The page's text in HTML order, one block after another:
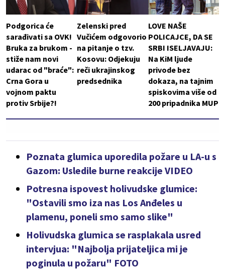
Podgorica će
sarađivati sa OVK!
Bruka za brukom -
stiže nam novi
udarac od "braće":
Crna Gora u
vojnom paktu
protiv Srbije?!
Zelenski pred
Vučićem odgovorio
na pitanje o tzv.
Kosovu: Odjekuju
reči ukrajinskog
predsednika
LOVE NAŠE
POLICAJCE, DA SE
SRBI ISELJAVAJU:
Na KiM ljude
privode bez
dokaza, na tajnim
spiskovima više od
200 pripadnika MUP
Poznata glumica uporedila požare u LA-u s
Gazom: Usledile burne reakcije VIDEO
Potresna ispovest holivudske glumice:
"Ostavili smo iza nas Los Anđeles u
plamenu, poneli smo samo slike"
Holivudska glumica se rasplakala usred
intervjua: "Najbolja prijateljica mi je
poginula u požaru" FOTO